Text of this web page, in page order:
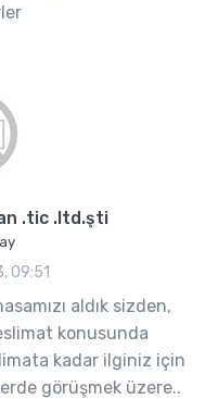
.tic .ltd.şti
09:51
aldık sizden,
konusunda
kadar ilginiz için
görüşmek üzere..